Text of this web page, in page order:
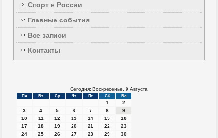
Спорт в России
Главные события
Все записи
Контакты
Сегодня: Воскресенье, 9 Августа
Пн Вт Ср Чт Пт Сб Вс
1
2
3
4 5 6 7 8
9
10
11 12 13 14 15
16
17
18 19 20 21 22
23
24
25 26 27 28 29
30